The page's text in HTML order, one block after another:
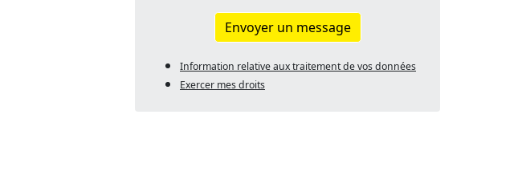
Envoyer un message
Information relative aux traitement de vos données
Exercer mes droits